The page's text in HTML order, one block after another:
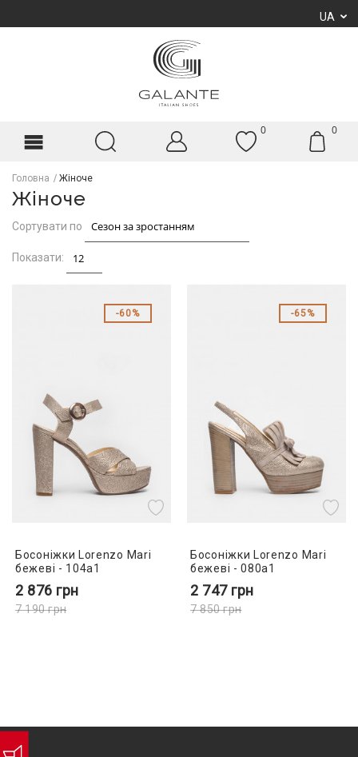
UA
0 0
Головна Жіноче
Жіноче
Сортувати по
Показати:
60%
Босоніжки Lorenzo Mari
бежеві - 104a1
2 876 грн
7 190грн
65%
Босоніжки Lorenzo Mari
бежеві - 080a1
2 747 грн
7 850грн